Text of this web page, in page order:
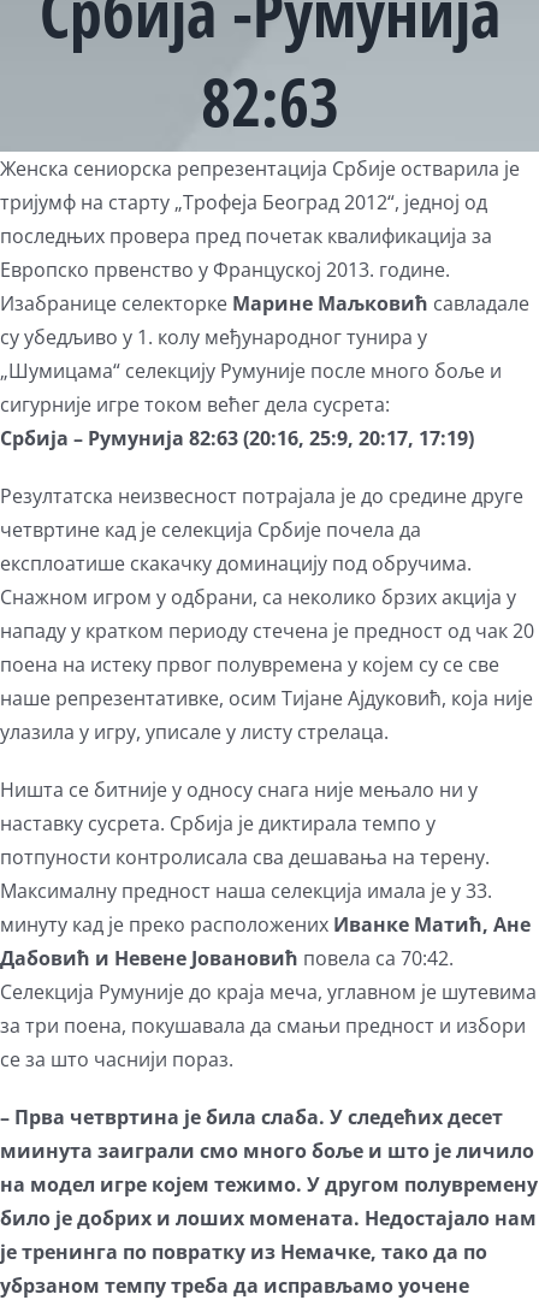
82:63
Женска сениорска репрезентација Србије остварила је
тријумф на старту „Трофеја Београд 2012“, једној од
последњих провера пред почетак квалификација за
Европско првенство у Француској 2013. године.
Изабранице селекторке Марине Маљковић савладале
су убедљиво у 1. колу међународног тунира у
„Шумицама“ селекцију Румуније после много боље и
сигурније игре током већег дела сусрета:
Србија – Румунија 82:63 (20:16, 25:9, 20:17, 17:19)
Резултатска неизвесност потрајала је до средине друге
четвртине кад је селекција Србије почела да
експлоатише скакачку доминацију под обручима.
Снажном игром у одбрани, са неколико брзих акција у
нападу у кратком периоду стечена је предност од чак 20
поена на истеку првог полувремена у којем су се све
наше репрезентативке, осим Тијане Ајдуковић, која није
улазила у игру, уписале у листу стрелаца.
Ништа се битније у односу снага није мењало ни у
наставку сусрета. Србија је диктирала темпо у
потпуности контролисала сва дешавања на терену.
Максималну предност наша селекција имала је у 33.
минуту кад је преко расположених Иванке Матић, Ане
Дабовић и Невене Јовановић повела са 70:42.
Селекција Румуније до краја меча, углавном је шутевима
за три поена, покушавала да смањи предност и избори
се за што часнији пораз.
– Прва четвртина је била слаба. У следећих десет
миинута заиграли смо много боље и што је личило
на модел игре којем тежимо. У другом полувремену
било је добрих и лоших момената. Недостајало нам
је тренинга по повратку из Немачке, тако да по
убрзаном темпу треба да исправљамо уочене